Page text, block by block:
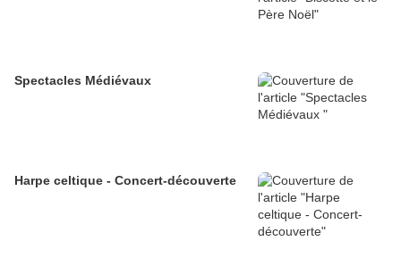
Spectacles Médiévaux
Harpe celtique - Concert-découverte